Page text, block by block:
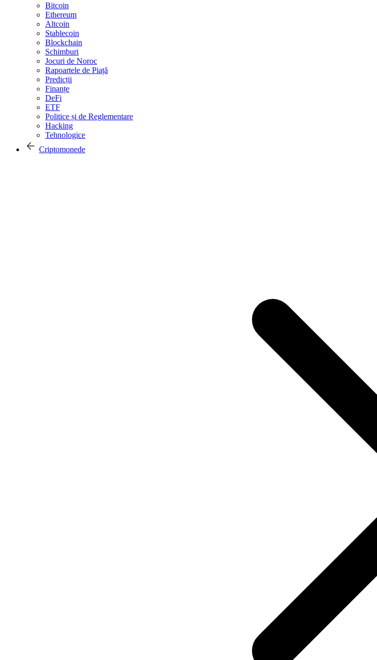
Bitcoin
Ethereum
Altcoin
Stablecoin
Blockchain
Schimburi
Jocuri de Noroc
Rapoartele de Piață
Predicții
Finanțe
DeFi
ETF
Politice și de Reglementare
Hacking
Tehnologice
Criptomonede